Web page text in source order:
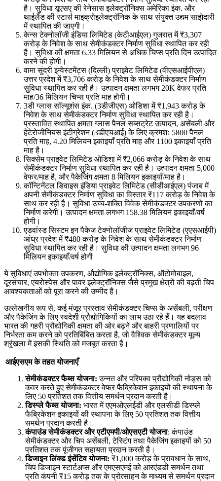
है। सुविधा यूएसए की रेनेसास इलेक्ट्रॉनिक्स अमेरिका इंक. और
थाईलैंड की स्टार्स माइक्रोइलेक्ट्रॉनिक के साथ संयुक्त उद्यम साझेदारी
में स्थापित की जाएगी।
केन्स टेक्नोलॉजी इंडिया लिमिटेड (केटीआईएल) गुजरात में ₹3,307
करोड़ के निवेश के साथ सेमीकंडक्टर निर्माण सुविधा स्थापित कर रही
है। सुविधा की क्षमता 6.33 मिलियन से अधिक चिप्स प्रति दिन उत्पादित
करने की होगी।
वामा सुंदरी इन्वेस्टमेंट्स (दिल्ली) प्राइवेट लिमिटेड (वीएसआईपीएल)
उत्तर प्रदेश में ₹3,706 करोड़ के निवेश के साथ सेमीकंडक्टर निर्माण
सुविधा स्थापित कर रही है। उत्पादन क्षमता लगभग 20K वेफर प्रति
माह/36 मिलियन चिप्स प्रति माह होगी।
3डी ग्लास सॉल्यूशंस इंक. (3डीजीएस) ओडिशा में ₹1,943 करोड़ के
निवेश के साथ सेमीकंडक्टर निर्माण सुविधा स्थापित कर रही है।
प्रस्तावित स्थापित क्षमता ग्लास पैनल सब्सट्रेट उत्पादन, असेंबली और
हेटेरोजीनियस इंटीग्रेशन (3डीएचआई) के लिए क्रमशः 5800 पैनल
प्रति माह, 4.20 मिलियन इकाइयाँ प्रति माह और 1100 इकाइयाँ प्रति
माह है।
सिक्सेम प्राइवेट लिमिटेड ओडिशा में ₹2,066 करोड़ के निवेश के साथ
सेमीकंडक्टर निर्माण सुविधा स्थापित कर रही है। उत्पादन क्षमता 5,000
वेफर/माह है, और पैकेजिंग क्षमता 8 मिलियन इकाइयाँ/माह है।
कॉन्टिनेंटल डिवाइस इंडिया प्राइवेट लिमिटेड (सीडीआईएल) पंजाब में
अपनी सेमीकंडक्टर निर्माण सुविधा का विस्तार ₹117 करोड़ के निवेश के
साथ कर रही है। सुविधा उच्च-शक्ति विवेक सेमीकंडक्टर उपकरणों का
निर्माण करेगी। उत्पादन क्षमता लगभग 158.38 मिलियन इकाइयाँ/वर्ष
होगी।
एडवांस्ड सिस्टम इन पैकेज टेक्नोलॉजीज प्राइवेट लिमिटेड (एएसआईपी)
आंध्र प्रदेश में ₹480 करोड़ के निवेश के साथ सेमीकंडक्टर निर्माण
सुविधा स्थापित कर रही है। सुविधा की उत्पादन क्षमता लगभग 96
मिलियन इकाइयाँ/वर्ष होगी
ये सुविधाएं उपभोक्ता उपकरण, औद्योगिक इलेक्ट्रॉनिक्स, ऑटोमोबाइल,
दूरसंचार, एयरोस्पेस और पावर इलेक्ट्रॉनिक्स जैसे प्रमुख क्षेत्रों की बढ़ती चिप
आवश्यकताओं को पूरा करने की उम्मीद है।
उल्लेखनीय रूप से, कई मंजूर प्रस्ताव सेमीकंडक्टर चिप्स के असेंबली, परीक्षण
और पैकेजिंग के लिए स्वदेशी प्रौद्योगिकियों का लाभ उठा रहे हैं। यह बदलाव
भारत की गहरी प्रौद्योगिकी क्षमता की ओर बढ़ने और बाहरी प्रणालियों पर
निर्भरता कम करने को प्रतिबिंबित करता है, जो वैश्विक सेमीकंडक्टर मूल्य
श्रृंखला में इसकी स्थिति को मजबूत करता है।
आईएसएम के तहत योजनाएँ
सेमीकंडक्टर फैब्स योजना:उन्नत और परिपक्व प्रौद्योगिकी नोड्स को
कवर करते हुए सेमीकंडक्टर वेफर फैब्रिकेशन इकाइयों की स्थापना के
लिए 50 प्रतिशत तक वित्तीय समर्थन प्रदान करती है।
डिस्प्ले फैब्स योजना: भारत में एएमओएलईडी और एलसीडी डिस्प्ले
फैब्रिकेशन इकाइयों की स्थापना के लिए 50 प्रतिशत तक वित्तीय
समर्थन प्रदान करती है।
कंपाउंड सेमीकंडक्टर और एटीएमपी/ओएसएटी योजना: कंपाउंड
सेमीकंडक्टर और चिप असेंबली, टेस्टिंग तथा पैकेजिंग इकाइयों को 50
प्रतिशत तक पूंजीगत सहायता प्रदान करती है।
डिजाइन लिंक्ड इंसेंटिव योजना: ₹1,000 करोड़ के प्रावधान के साथ,
चिप डिजाइन स्टार्टअप्स और एमएसएमई को आरएंडडी समर्थन तथा
प्रति कंपनी ₹15 करोड़ तक के प्रोत्साहन के माध्यम से समर्थन प्रदान